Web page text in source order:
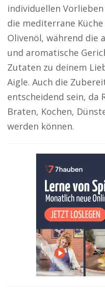
individuellen
die mediterrane
Olivenöl, während die
und aromatische
Zutaten zu deinem
Aigle. Auch die
entscheidend sein, da
Braten, Kochen,
werden können.